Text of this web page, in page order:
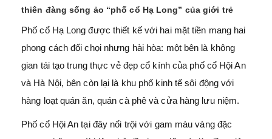
thiên đàng sống ảo “phố cổ Hạ Long” của giới trẻ
Phố cổ Hạ Long được thiết kế với hai mặt tiền mang hai
phong cách đối chọi nhưng hài hòa: một bên là không
gian tái tạo trung thực vẻ đẹp cổ kính của phố cổ Hội An
và Hà Nội, bên còn lại là khu phố kinh tế sôi động với
hàng loạt quán ăn, quán cà phê và cửa hàng lưu niệm.
Phố cổ Hội An tại đây nổi trội với gam màu vàng đặc